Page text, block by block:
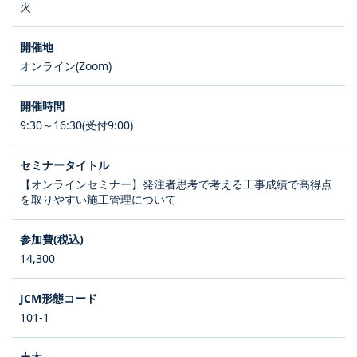
火
オンライン(Zoom)
9:30～16:30(受付9:00)
【オンラインセミナー】発注者思考で考える工事成績で高得点
を取りやすい施工管理について
14,300
101-1